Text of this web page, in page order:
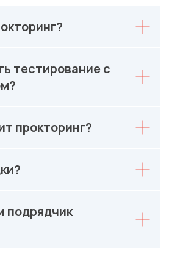
тестирование с
прокторинг?
подрядчик